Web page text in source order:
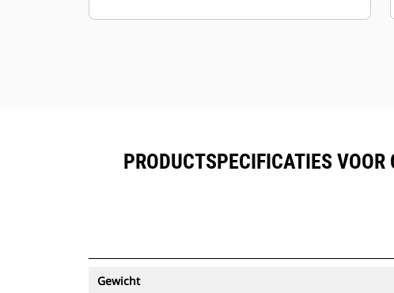
PRODUCTSPECIFICATIES
Gewicht